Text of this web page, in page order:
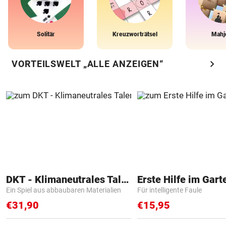
Solitär Kreuzworträtsel
VORTEILSWELT „ALLE ANZEIGEN“ chevron_right
DKT - Klimaneutrales Talent
Ein Spiel aus abbaubaren Materialien
€31,90
Erste Hilfe im
Für intelligente Faule
€15,95